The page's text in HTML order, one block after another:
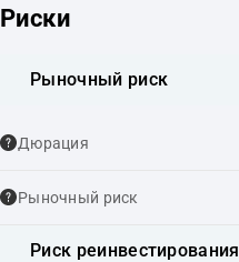
Риски
Рыночный риск
Дюрация
Рыночный риск
Риск реинвестирования